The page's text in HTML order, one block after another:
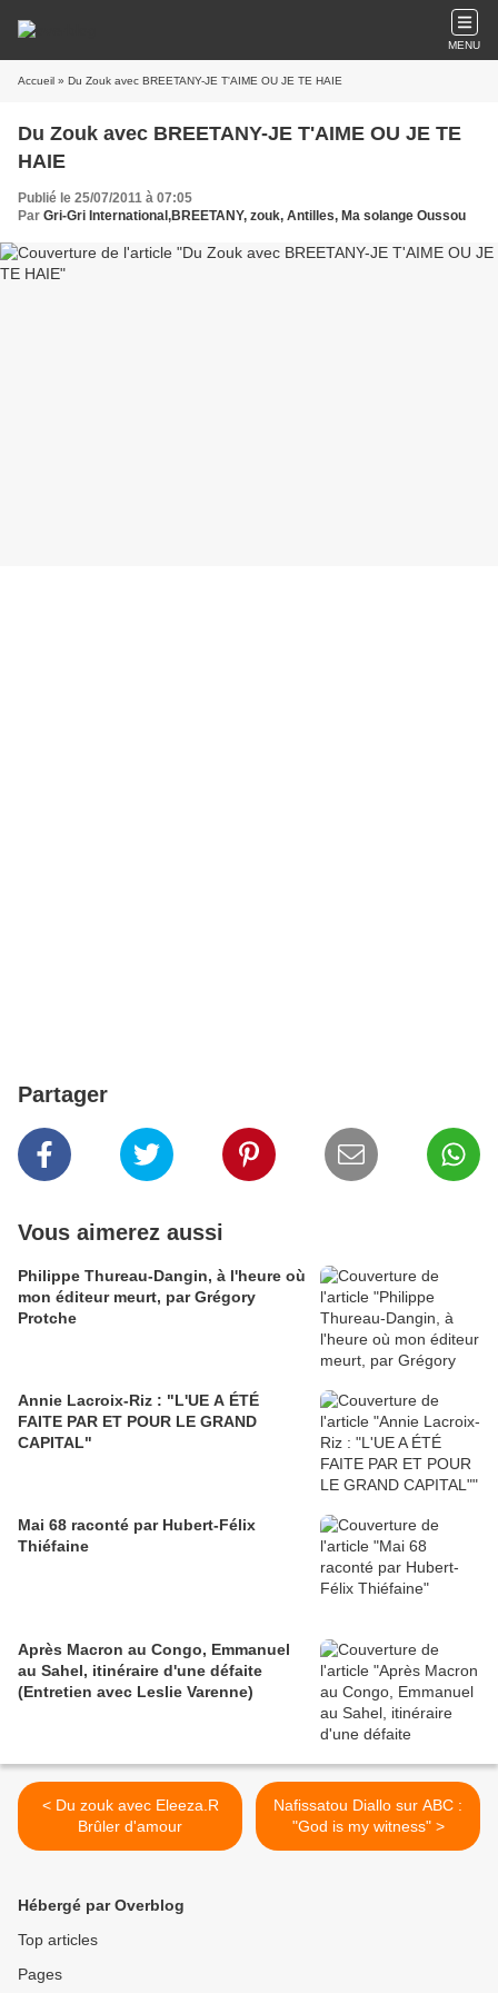
MENU
Accueil » Du Zouk avec BREETANY-JE T'AIME OU JE TE HAIE
Du Zouk avec BREETANY-JE T'AIME OU JE TE
HAIE
Publié le 25/07/2011 à 07:05
Par Gri-Gri International,BREETANY, zouk, Antilles, Ma solange Oussou
Partager
Vous aimerez aussi
Philippe Thureau-Dangin, à l'heure où
mon éditeur meurt, par Grégory
Protche
Annie Lacroix-Riz : "L'UE A ÉTÉ
FAITE PAR ET POUR LE GRAND
CAPITAL"
Mai 68 raconté par Hubert-Félix
Thiéfaine
Après Macron au Congo, Emmanuel
au Sahel, itinéraire d'une défaite
(Entretien avec Leslie Varenne)
< Du zouk avec Eleeza.R
Brûler d'amour
Nafissatou Diallo sur ABC :
"God is my witness" >
Hébergé par Overblog
Top articles
Pages